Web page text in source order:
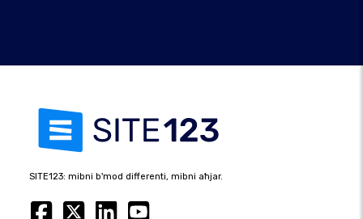
SITE123: mibni b'mod differenti, mibni aħjar.